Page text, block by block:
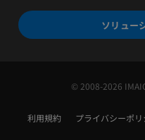
ソリュー
© 2008-2026
利用規約 プライバシーポリ